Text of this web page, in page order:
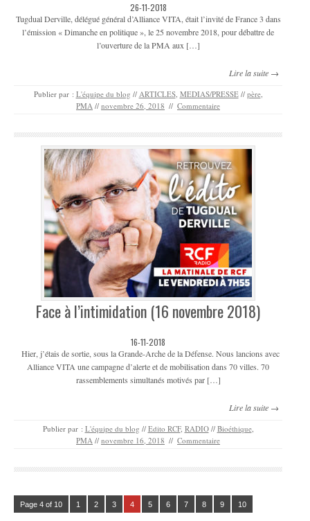
26-11-2018
Tugdual Derville, délégué général d’Alliance VITA, était l’invité de France 3 dans
l’émission « Dimanche en politique », le 25 novembre 2018, pour débattre de
l’ouverture de la PMA aux […]
Lire la suite →
Publier par : L'équipe du blog // ARTICLES, MEDIAS/PRESSE // père,
PMA // novembre 26, 2018 // Commentaire
Face à l’intimidation (16 novembre 2018)
16-11-2018
Hier, j’étais de sortie, sous la Grande-Arche de la Défense. Nous lancions avec
Alliance VITA une campagne d’alerte et de mobilisation dans 70 villes. 70
rassemblements simultanés motivés par […]
Lire la suite →
Publier par : L'équipe du blog // Edito RCF, RADIO // Bioéthique,
PMA // novembre 16, 2018 // Commentaire
Page 4 of 10 1 2 3 4 5 6 7 8 9 10